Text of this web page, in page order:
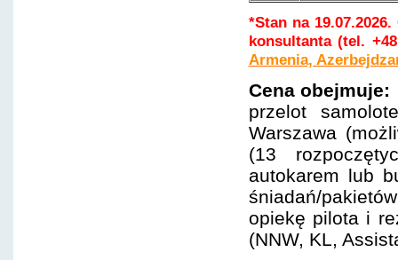
*Stan na
konsultanta (tel.
Armenia,
Cena obejmuje:
przelot
Warszawa
(13
autokarem lub
śniadań/
opiekę pilota i
(NNW, KL,